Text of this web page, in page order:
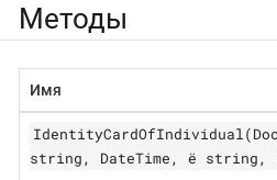
Методы
Имя
string, DateTime, ё string,